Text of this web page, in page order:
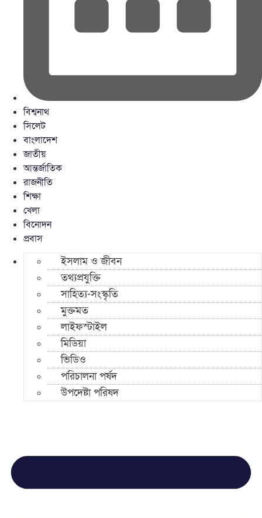
বিশ্বনাথ
সিলেট
বাংলাদেশ
জাতীয়
আন্তর্জাতিক
রাজনীতি
শিক্ষা
খেলা
বিনোদন
প্রবাস
ইসলাম ও জীবন
তথ্যপ্রযুক্তি
সাহিত্য-সংস্কৃতি
মুক্তমত
লাইফস্টাইল
মিডিয়া
ভিডিও
পরিচালনা পর্ষদ
উপদেষ্টা পরিষদ